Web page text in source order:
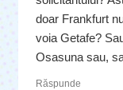
doar Frankfurt
voia Getafe?
Osasuna sau,
Răspunde